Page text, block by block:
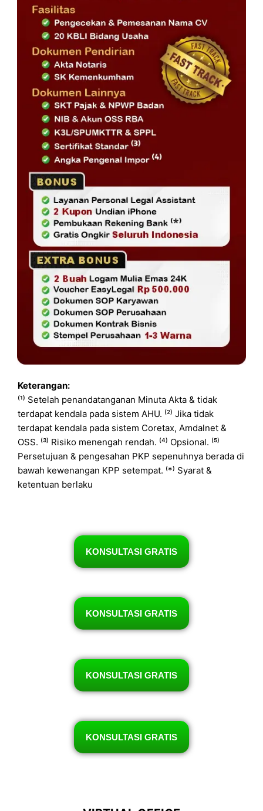
Keterangan:
⁽¹⁾ Setelah penandatanganan Minuta Akta & tidak
terdapat kendala pada sistem AHU. ⁽²⁾ Jika tidak
terdapat kendala pada sistem Coretax, Amdalnet &
OSS. ⁽³⁾ Risiko menengah rendah. ⁽⁴⁾ Opsional. ⁽⁵⁾
Persetujuan & pengesahan PKP sepenuhnya berada di
bawah kewenangan KPP setempat. ⁽*⁾ Syarat &
ketentuan berlaku
KONSULTASI GRATIS
KONSULTASI GRATIS
KONSULTASI GRATIS
KONSULTASI GRATIS